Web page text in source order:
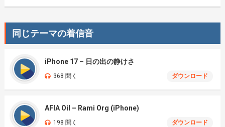
同じテーマの着信音
iPhone 17 – 日の出の静けさ
368 聞く ダウンロード
AFIA Oil – Rami Org (iPhone)
198 聞く ダウンロード